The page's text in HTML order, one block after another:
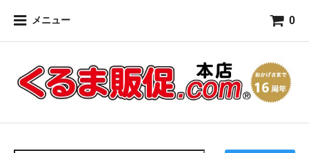
メニュー 0